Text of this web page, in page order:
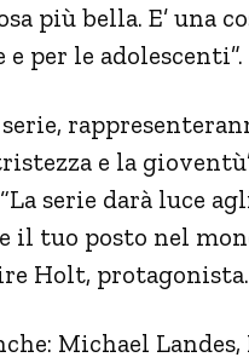
più bella. E’ una
per le adolescenti”.
e la
serie darà luce
il tuo posto nel
Holt, protagonista.
Michael